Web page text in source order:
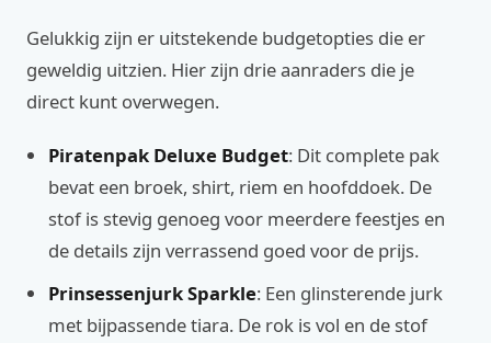
Gelukkig zijn er uitstekende budgetopties die er
geweldig uitzien. Hier zijn drie aanraders die je
direct kunt overwegen.
Piratenpak Deluxe Budget: Dit complete pak
bevat een broek, shirt, riem en hoofddoek. De
stof is stevig genoeg voor meerdere feestjes en
de details zijn verrassend goed voor de prijs.
Prinsessenjurk Sparkle: Een glinsterende jurk
met bijpassende tiara. De rok is vol en de stof